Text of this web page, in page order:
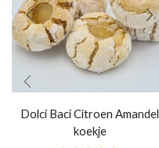
Dolci Baci Citroen Amandel
koekje